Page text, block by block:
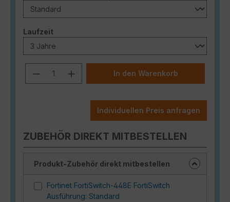
Laufzeitauswählen
Produkt Anzahl: Gib den
In den Warenkorb
Individuellen Preis anfragen
ZUBEHÖR DIREKT MITBESTELLEN
Produkt-Zubehör direkt mitbestellen
Fortinet FortiSwitch-448E FortiSwitch
Ausführung: Standard